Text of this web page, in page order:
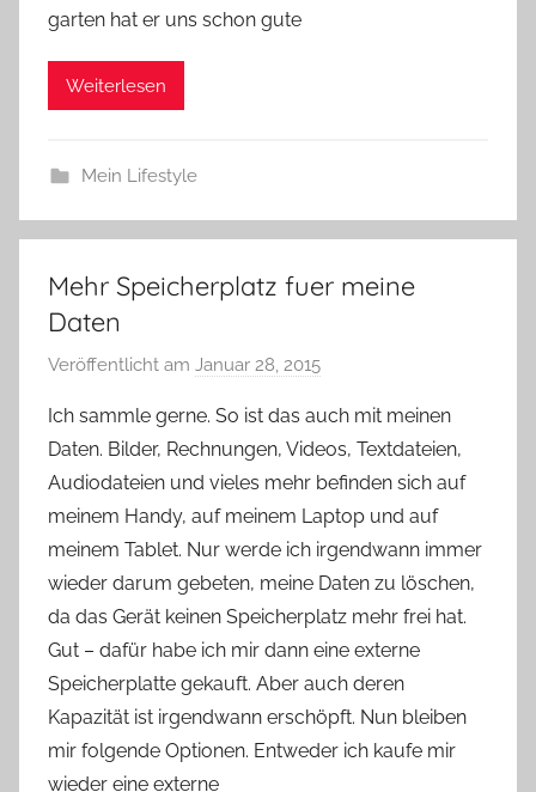
garten hat er uns schon gute
Weiterlesen
Mein Lifestyle
Mehr Speicherplatz fuer meine
Daten
Veröffentlicht am Januar 28, 2015
n
Y
v
o
n
n
e
Ich sammle gerne. So ist das auch mit meinen
Daten. Bilder, Rechnungen, Videos, Textdateien,
Audiodateien und vieles mehr befinden sich auf
meinem Handy, auf meinem Laptop und auf
meinem Tablet. Nur werde ich irgendwann immer
wieder darum gebeten, meine Daten zu löschen,
da das Gerät keinen Speicherplatz mehr frei hat.
Gut – dafür habe ich mir dann eine externe
Speicherplatte gekauft. Aber auch deren
Kapazität ist irgendwann erschöpft. Nun bleiben
mir folgende Optionen. Entweder ich kaufe mir
wieder eine externe